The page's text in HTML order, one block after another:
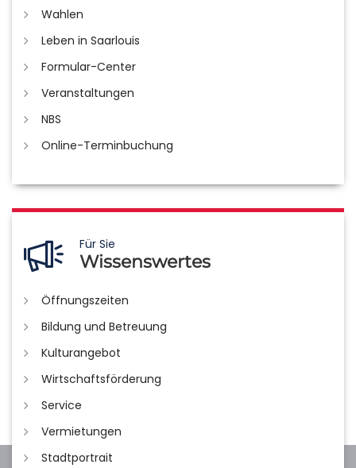
Wahlen
Leben in Saarlouis
Formular-Center
Veranstaltungen
NBS
Online-Terminbuchung
Für Sie
Wissenswertes
Öffnungszeiten
Bildung und Betreuung
Kulturangebot
Wirtschaftsförderung
Service
Vermietungen
Stadtportrait